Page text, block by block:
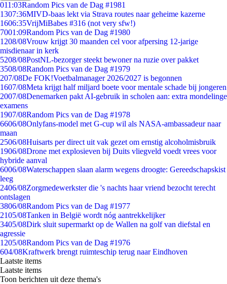
011:03Random Pics van de Dag #1981
1307:36MIVD-baas lekt via Strava routes naar geheime kazerne
1606:35VrijMiBabes #316 (not very sfw!)
7001:09Random Pics van de Dag #1980
1208/08Vrouw krijgt 30 maanden cel voor afpersing 12-jarige
misdienaar in kerk
5208/08PostNL-bezorger steekt bewoner na ruzie over pakket
3508/08Random Pics van de Dag #1979
207/08De FOK!Voetbalmanager 2026/2027 is begonnen
1607/08Meta krijgt half miljard boete voor mentale schade bij jongeren
2007/08Denemarken pakt AI-gebruik in scholen aan: extra mondelinge
examens
1907/08Random Pics van de Dag #1978
6606/08Onlyfans-model met G-cup wil als NASA-ambassadeur naar
maan
2506/08Huisarts per direct uit vak gezet om ernstig alcoholmisbruik
1906/08Drone met explosieven bij Duits vliegveld voedt vrees voor
hybride aanval
6006/08Waterschappen slaan alarm wegens droogte: Gereedschapskist
leeg
2406/08Zorgmedewerkster die 's nachts haar vriend bezocht terecht
ontslagen
3806/08Random Pics van de Dag #1977
2105/08Tanken in België wordt nóg aantrekkelijker
3405/08Dirk sluit supermarkt op de Wallen na golf van diefstal en
agressie
1205/08Random Pics van de Dag #1976
604/08Kraftwerk brengt ruimteschip terug naar Eindhoven
Laatste items
Laatste items
Toon berichten uit deze thema's